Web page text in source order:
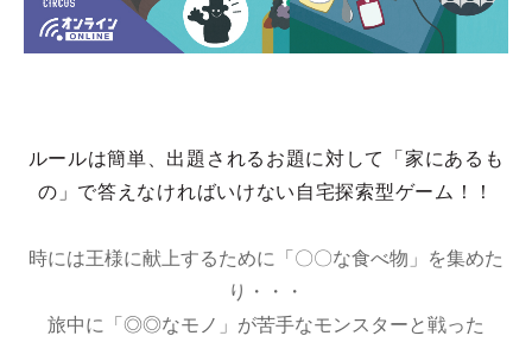
ルールは簡単、出題されるお題に対して「家にあるも
の」で答えなければいけない自宅探索型ゲーム！！
時には王様に献上するために「〇〇な食べ物」を集めた
り・・・
旅中に「◎◎なモノ」が苦手なモンスターと戦った